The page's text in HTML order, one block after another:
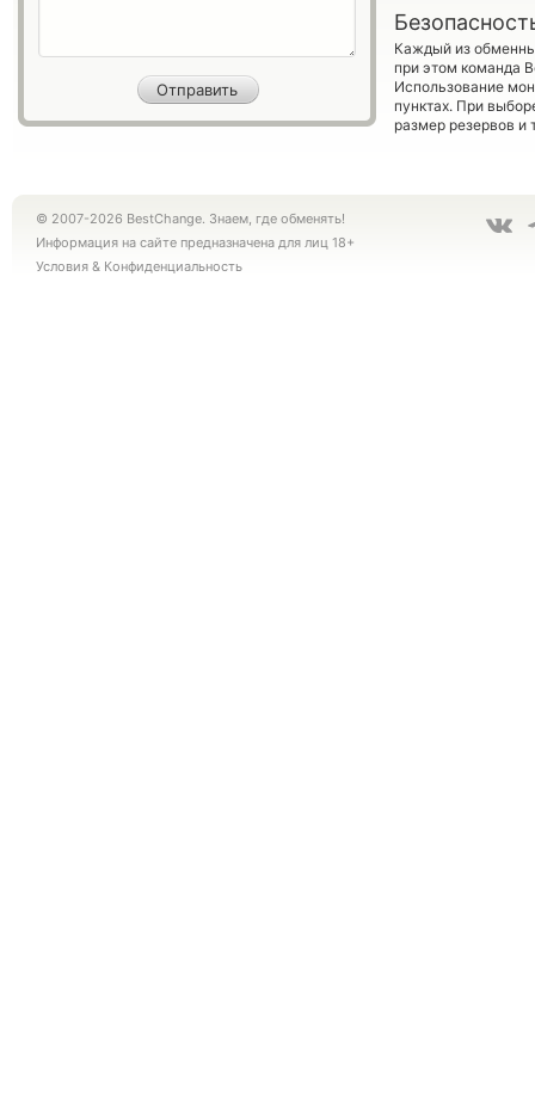
Каждый из
при этом команда
Использование
пунктах. При
размер резервов и
© 2007-2026 BestChange. Знаем, где обменять!
Информация на сайте предназначена для лиц 18+
Условия & Конфиденциальность